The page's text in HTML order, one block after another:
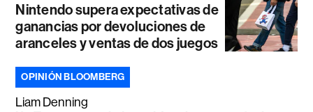
Nintendo supera expectativas de
ganancias por devoluciones de
aranceles y ventas de dos juegos
OPINIÓN BLOOMBERG
Liam Denning